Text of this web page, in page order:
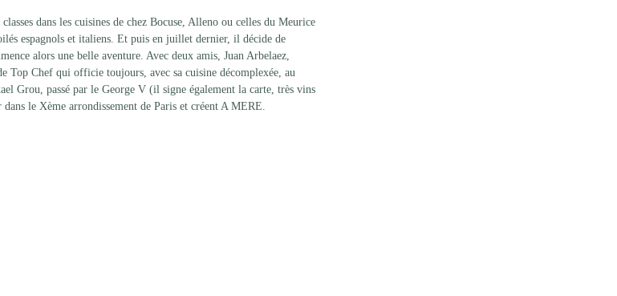
dans les cuisines de chez Bocuse, Alleno ou celles du Meurice
espagnols et italiens. Et puis en juillet dernier, il décide de
alors une belle aventure. Avec deux amis, Juan Arbelaez,
Top Chef qui officie toujours, avec sa cuisine décomplexée, au
Grou, passé par le George V (il signe également la carte, très vins
le Xème arrondissement de Paris et créent A MERE.